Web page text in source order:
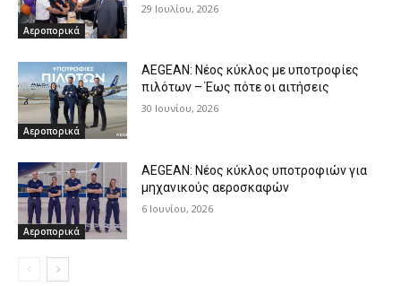
Αεροπορικά
29 Ιουλίου, 2026
Αεροπορικά
AEGEAN: Νέος κύκλος με υποτροφίες
πιλότων – Έως πότε οι αιτήσεις
30 Ιουνίου, 2026
Αεροπορικά
AEGEAN: Νέος κύκλος υποτροφιών για
μηχανικούς αεροσκαφών
6 Ιουνίου, 2026